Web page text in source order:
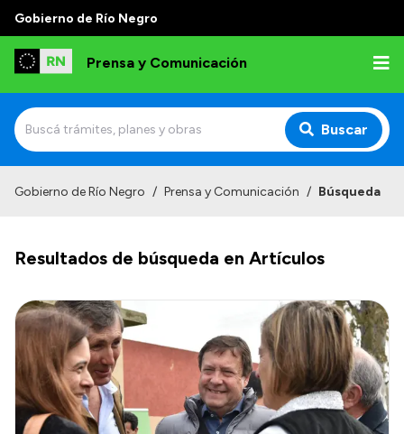
Gobierno de Río Negro
Prensa y Comunicación
Buscar
Autoridades
Referentes de prensa
Archivo de noticias
Transparencia
Gobierno de Río Negro / Prensa y Comunicación / Búsqueda
Resultados de búsqueda en Artículos